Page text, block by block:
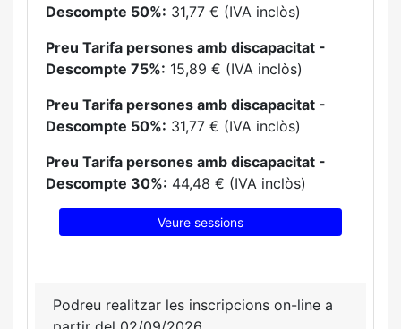
Descompte 50%: 31,77 € (IVA inclòs)
Preu Tarifa persones amb discapacitat -
Descompte 75%: 15,89 € (IVA inclòs)
Preu Tarifa persones amb discapacitat -
Descompte 50%: 31,77 € (IVA inclòs)
Preu Tarifa persones amb discapacitat -
Descompte 30%: 44,48 € (IVA inclòs)
Veure sessions
Podreu realitzar les inscripcions on-line a